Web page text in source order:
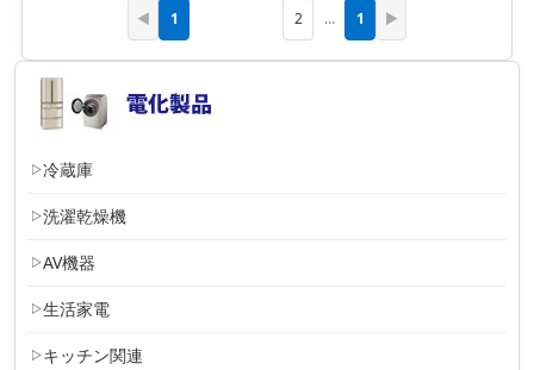
冷蔵庫
洗濯乾燥機
AV機器
生活家電
キッチン関連
◀ 1 2 … 1 ▶